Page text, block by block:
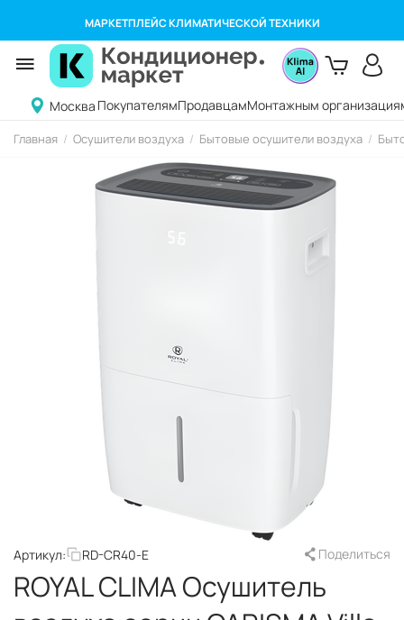
МАРКЕТПЛЕЙС КЛИМАТИЧЕСКОЙ ТЕХНИКИ
Москва ПокупателямПродавцамМонтажным
Главная / Осушители воздуха / Бытовые осушители воздуха /
Артикул: RD-CR40-E Поделиться
ROYAL CLIMA Осушитель